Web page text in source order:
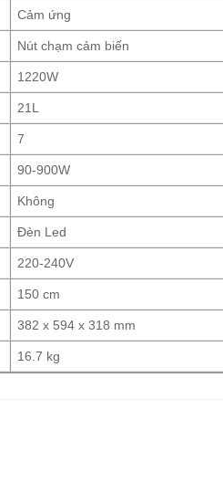
Cảm ứng
Nút chạm cảm biến
1220W
21L
7
90-900W
Không
Đèn Led
220-240V
150 cm
382 x 594 x 318 mm
16.7 kg